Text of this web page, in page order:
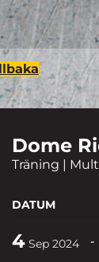
Dome
Träning |
DATUM
4 Sep 2024 -